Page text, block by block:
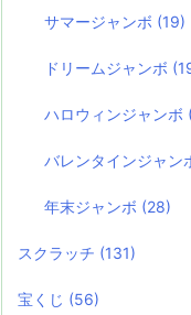
サマージャンボ (19)
ドリームジャンボ
ハロウィンジャンボ
バレンタインジャン
年末ジャンボ (28)
スクラッチ (131)
宝くじ (56)